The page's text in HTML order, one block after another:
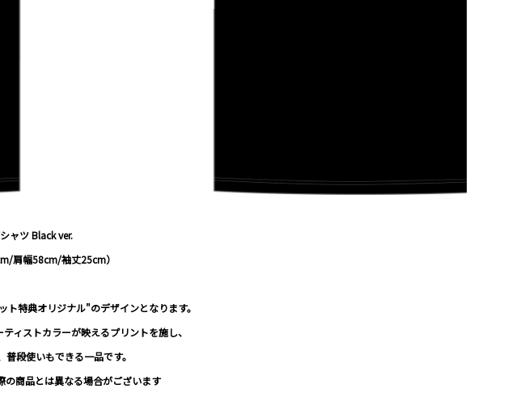
ャツ Black ver.
肩幅58cm/袖丈25cm）
ト特典オリジナル"のデザインとなります。
ィストカラーが映えるプリントを施し、
段使いもできる一品です。
商品とは異なる場合がございます